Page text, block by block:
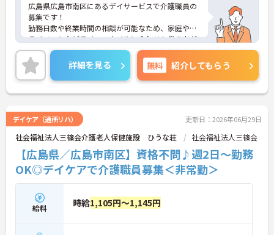
広島県広島市南区にあるデイサービスで介護職員の
募集です！
勤務日数や終業時間の相談が可能なため、家庭やプ
ライベートなどライフスタイルに合わせた働き方が
可能です◎
また、無料駐車場完備でマイカー通勤OKなので、雨
の日でも快適に通勤が可能です♪
ご興味ある方は面接ポイントをお伝えしますので、
お気軽にご連絡ください。
詳細を見る 無料 紹介してもらう
デイケア（通所リハ） 更新日：2026年06月29日
社会福祉法人三篠会介護老人保健施設 ひうな荘 社会福祉法人三篠会
【広島県／広島市南区】資格不問♪週2日～勤務
OK◎デイケアで介護職員募集＜非常勤＞
給料 時給1,105円～1,145円